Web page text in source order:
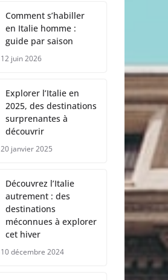
Comment s’habiller
en Italie homme :
guide par saison
12 juin 2026
Explorer l’Italie en
2025, des destinations
surprenantes à
découvrir
20 janvier 2025
Découvrez l’Italie
autrement : des
destinations
méconnues à explorer
cet hiver
10 décembre 2024